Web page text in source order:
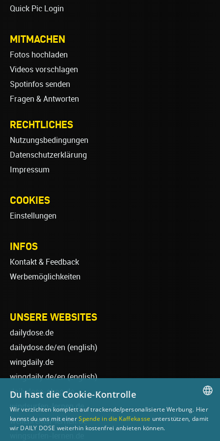
Quick Pic Login
MITMACHEN
Fotos hochladen
Videos vorschlagen
Spotinfos senden
Fragen & Antworten
RECHTLICHES
Nutzungsbedingungen
Datenschutzerklärung
Impressum
COOKIES
Einstellungen
INFOS
Kontakt & Feedback
Werbemöglichkeiten
UNSERE WEBSITES
dailydose.de
dailydose.de/en (english)
wingdaily.de
wingdaily.de/en(english)
dailydose-shop.de
windsurfen-lernen.de
wellenreiten-lernen.de
GERMAN
Du hast die Cookie-Kontrolle
Wir verzichten komplett auf trackende/personalisierte Werbung. Hier
kannst du uns mit einerSpende in die Kaffekasse unterstützen, damit
wir DAILY DOSE weiterhin kostenfrei anbieten können.